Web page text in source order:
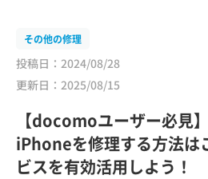
その他の修理
投稿日：2024/08/28
更新日：2025/08/15
【docomoユーザー必見
iPhoneを修理する方法は
ビスを有効活用しよう！